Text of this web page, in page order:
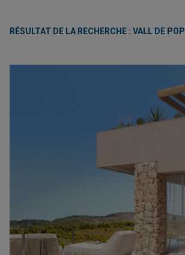
RÉSULTAT DE LA RECHERCHE : VALL DE POP